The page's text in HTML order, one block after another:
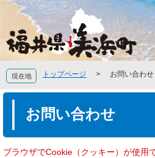
の
頭
で
す
ー
飛
ば
し
文
現在地 トップページ > お問い合わせ
お問い合わせ
ブラウザでCookie（クッキー）が使用